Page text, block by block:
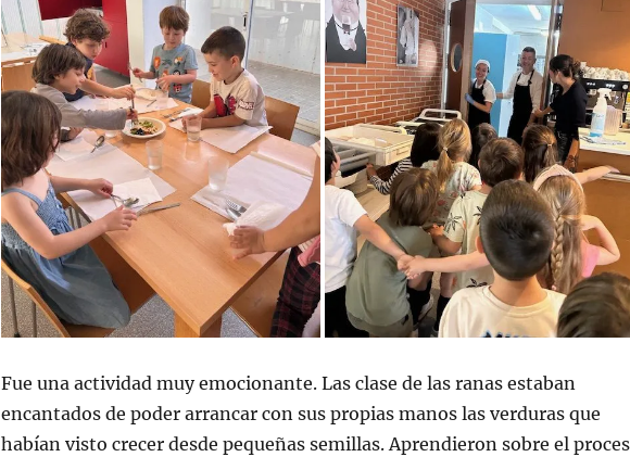
Fue una actividad muy emocionante. Las clase de las ranas estaban
encantados de poder arrancar con sus propias manos las verduras que
habían visto crecer desde pequeñas semillas. Aprendieron sobre el